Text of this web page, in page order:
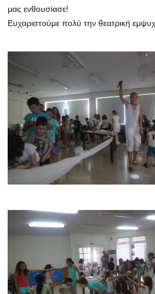
μας ενθουσίασε!
Ευχαριστούμε πολύ την θεατρική